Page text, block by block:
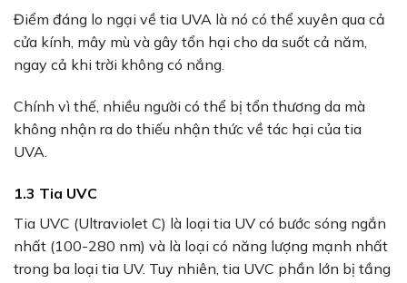
Điểm đáng lo ngại về tia UVA là nó có thể xuyên qua cả
cửa kính, mây mù và gây tổn hại cho da suốt cả năm,
ngay cả khi trời không có nắng.
Chính vì thế, nhiều người có thể bị tổn thương da mà
không nhận ra do thiếu nhận thức về tác hại của tia
UVA.
1.3 Tia UVC
Tia UVC (Ultraviolet C) là loại tia UV có bước sóng ngắn
nhất (100-280 nm) và là loại có năng lượng mạnh nhất
trong ba loại tia UV. Tuy nhiên, tia UVC phần lớn bị tầng